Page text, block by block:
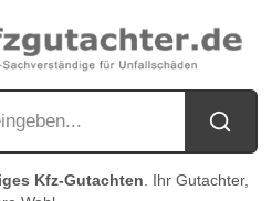
Kfz-Gutachten . Ihr Gutachter,